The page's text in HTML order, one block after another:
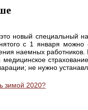
новый специальный
с 1 января
наемных
медицинское
не нужно
зимой 2020?